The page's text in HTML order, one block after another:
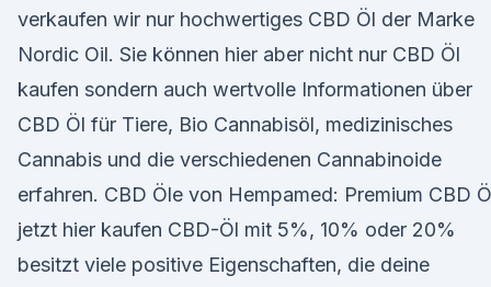
verkaufen wir nur hochwertiges CBD Öl der Marke
Nordic Oil. Sie können hier aber nicht nur CBD Öl
kaufen sondern auch wertvolle Informationen über
CBD Öl für Tiere, Bio Cannabisöl, medizinisches
Cannabis und die verschiedenen Cannabinoide
erfahren. CBD Öle von Hempamed: Premium CBD
jetzt hier kaufen CBD-Öl mit 5%, 10% oder 20%
besitzt viele positive Eigenschaften, die deine